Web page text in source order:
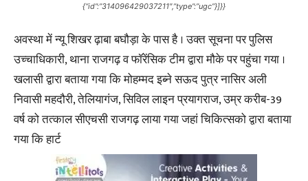
{“id”:”314096429037211″,”type”:”ugc”}]}}
अवस्था में न्यू शिखर ढ़ाबा बघौड़ा के पास है । उक्त सूचना पर पुलिस
उच्चाधिकारी, थाना राजगढ़ व फॉरेंसिक टीम द्वारा मौके पर पहुंचा गया ।
खलासी द्वारा बताया गया कि मोहम्मद इब्ने सऊद पुत्र नासिर अली
निवासी महदौरी, तेलियागंज, सिविल लाइन प्रयागराज, उम्र करीब-39
वर्ष को तत्काल सीएचसी राजगढ़ लाया गया जहां चिकित्सको द्वारा बताया
गया कि हार्ट